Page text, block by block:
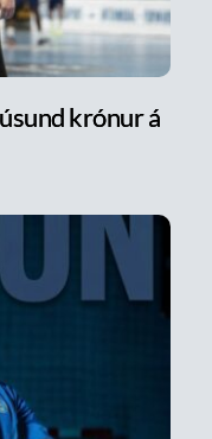
krónur á